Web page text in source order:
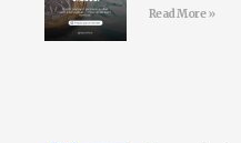
Read More »